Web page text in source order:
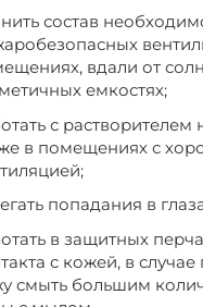
состав
вдали от
емкостях;
с
в помещениях с
попадания в
в защитных
с кожей, в
смыть большим